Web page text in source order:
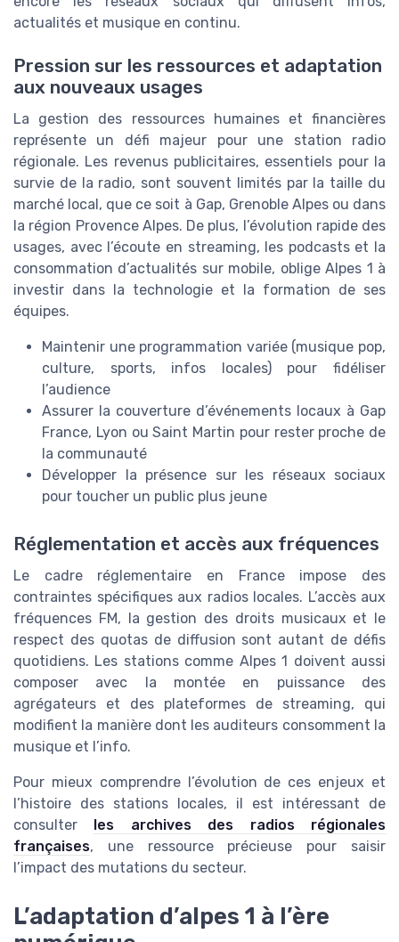
actualités et musique en continu.
Pression sur les ressources et adaptation
aux nouveaux usages
La gestion des ressources humaines et financières
représente un défi majeur pour une station radio
régionale. Les revenus publicitaires, essentiels pour la
survie de la radio, sont souvent limités par la taille du
marché local, que ce soit à Gap, Grenoble Alpes ou dans
la région Provence Alpes. De plus, l’évolution rapide des
usages, avec l’écoute en streaming, les podcasts et la
consommation d’actualités sur mobile, oblige Alpes 1 à
investir dans la technologie et la formation de ses
équipes.
Maintenir une programmation variée (musique pop,
culture, sports, infos locales) pour fidéliser
l’audience
Assurer la couverture d’événements locaux à Gap
France, Lyon ou Saint Martin pour rester proche de
la communauté
Développer la présence sur les réseaux sociaux
pour toucher un public plus jeune
Réglementation et accès aux fréquences
Le cadre réglementaire en France impose des
contraintes spécifiques aux radios locales. L’accès aux
fréquences FM, la gestion des droits musicaux et le
respect des quotas de diffusion sont autant de défis
quotidiens. Les stations comme Alpes 1 doivent aussi
composer avec la montée en puissance des
agrégateurs et des plateformes de streaming, qui
modifient la manière dont les auditeurs consomment la
musique et l’info.
Pour mieux comprendre l’évolution de ces enjeux et
l’histoire des stations locales, il est intéressant de
consulter
les archives des radios régionales
françaises, une ressource précieuse pour saisir
l’impact des mutations du secteur.
L’adaptation d’alpes 1 à l’ère